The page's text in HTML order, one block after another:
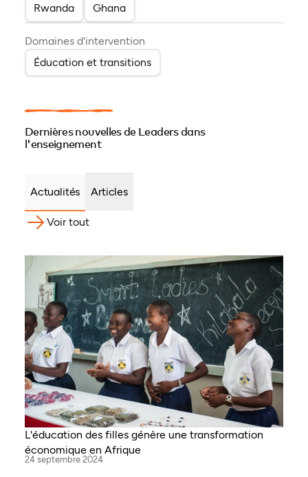
Rwanda
Ghana
Domaines d'intervention
Éducation et transitions
Dernières nouvelles de Leaders dans
l'enseignement
Actualités Articles
Voir tout
L'éducation des filles génère une transformation
économique en Afrique
24 septembre 2024